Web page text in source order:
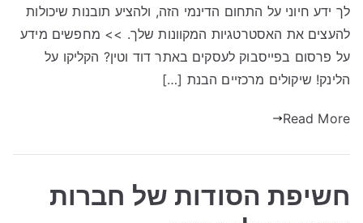
לך ידע חיוני על התחום הדינמי הזה, ולהציע תובנות שיכולות
להעצים את האסטרטגיות המקוונות שלך. >> מחפשים מידע
על פרסום בפייסבוק לעסקים באתר דוד וטין? הקליקו על
הלינק! שיקולים מרכזיים הבנת […]
Read More
חשיפת הסודות של חברות